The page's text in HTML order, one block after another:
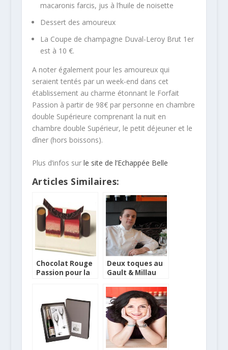
macaronis farcis, jus à l’huile de noisette
Dessert des amoureux
La Coupe de champagne Duval-Leroy Brut 1er
est à 10 €.
A noter également pour les amoureux qui
seraient tentés par un week-end dans cet
établissement au charme étonnant le Forfait
Passion à partir de 98€ par personne en chambre
double Supérieure comprenant la nuit en
chambre double Supérieur, le petit déjeuner et le
dîner (hors boissons).
Plus d’infos sur le site de l’Echappée Belle
Articles Similaires:
Chocolat Rouge
Passion pour la
Deux toques au
Gault & Millau